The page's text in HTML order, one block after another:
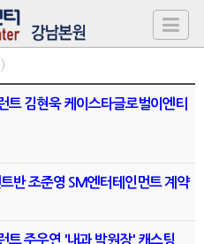
트 김현욱 케이스타글로벌이엔티
반 조준영 SM엔터테인먼트 계약
트 주우연 '내과 박원장' 캐스팅